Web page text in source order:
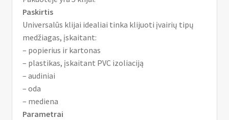
Paskirtis
Universalūs klijai idealiai tinka klijuoti įvairių tipų
medžiagas, įskaitant:
– popierius ir kartonas
– plastikas, įskaitant PVC izoliaciją
– audiniai
– oda
– mediena
Parametrai